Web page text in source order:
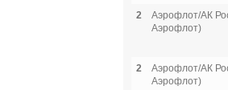
2
Аэрофлот/АК
Аэрофлот)
2
Аэрофлот/АК
Аэрофлот)